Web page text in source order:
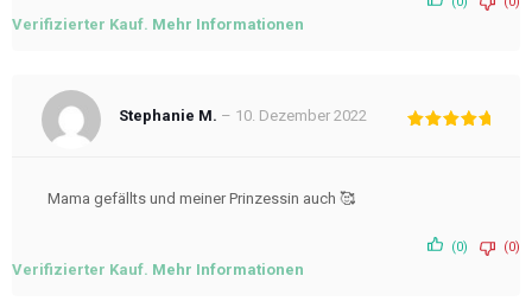
Verifizierter Kauf. Mehr Informationen
Stephanie M. – 10. Dezember 2022
Mama gefällts und meiner Prinzessin auch 🥰
(0) (0)
Verifizierter Kauf. Mehr Informationen